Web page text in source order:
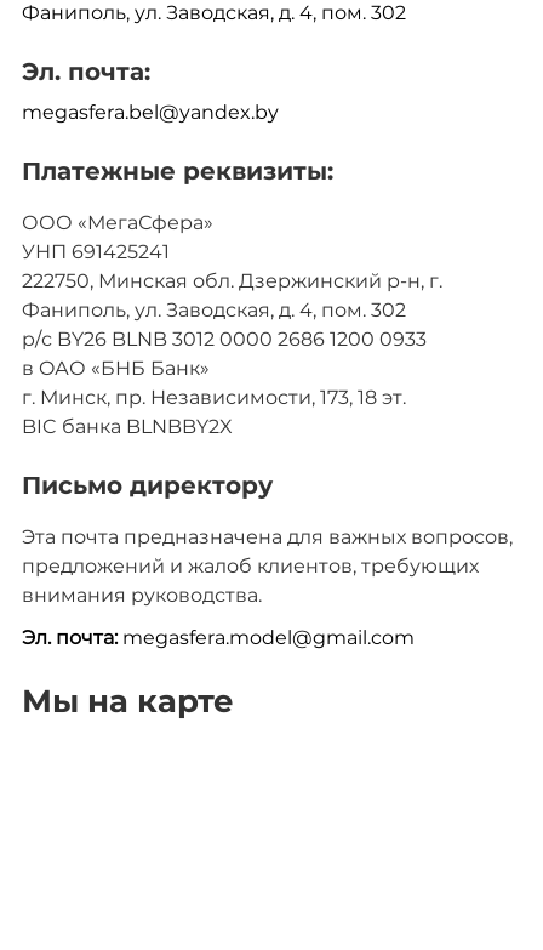
Фаниполь, ул. Заводская, д. 4, пом. 302
Эл. почта:
megasfera.bel@yandex.by
Платежные реквизиты:
ООО «МегаСфера»
УНП 691425241
222750, Минская обл. Дзержинский р-н, г.
Фаниполь, ул. Заводская, д. 4, пом. 302
р/с BY26 BLNB 3012 0000 2686 1200 0933
в OАО «БНБ Банк»
г. Минск, пр. Независимости, 173, 18 эт.
BIC банка BLNBBY2X
Письмо директору
Эта почта предназначена для важных вопросов,
предложений и жалоб клиентов, требующих
внимания руководства.
Эл. почта:megasfera.model@gmail.com
Мы на карте